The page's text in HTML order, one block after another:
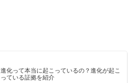
進化って本当に起こっているの？進化が起こ
っている証拠を紹介